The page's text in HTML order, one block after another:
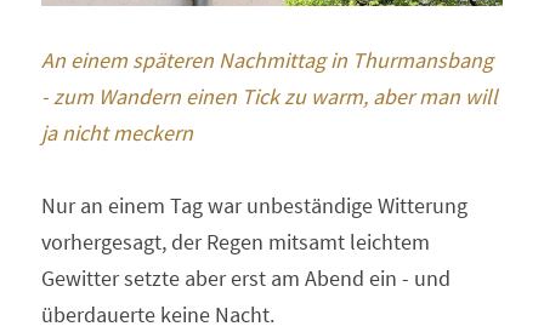
An einem späteren Nachmittag in Thurmansbang
- zum Wandern einen Tick zu warm, aber man will
ja nicht meckern
Nur an einem Tag war unbeständige Witterung
vorhergesagt, der Regen mitsamt leichtem
Gewitter setzte aber erst am Abend ein - und
überdauerte keine Nacht.